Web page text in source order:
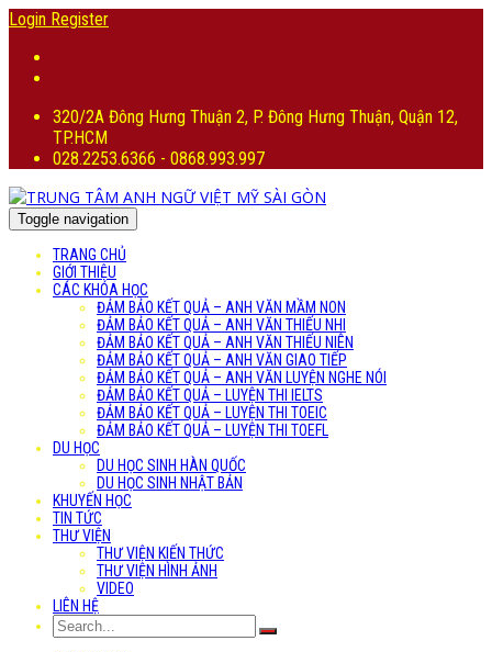
Login Register
320/2A Đông Hưng Thuận 2, P. Đông Hưng Thuận, Quận 12,
TP.HCM
028.2253.6366 - 0868.993.997
Toggle navigation
TRANG CHỦ
GIỚI THIỆU
CÁC KHÓA HỌC
ĐẢM BẢO KẾT QUẢ – ANH VĂN MẦM NON
ĐẢM BẢO KẾT QUẢ – ANH VĂN THIẾU NHI
ĐẢM BẢO KẾT QUẢ – ANH VĂN THIẾU NIÊN
ĐẢM BẢO KẾT QUẢ – ANH VĂN GIAO TIẾP
ĐẢM BẢO KẾT QUẢ – ANH VĂN LUYỆN NGHE NÓI
ĐẢM BẢO KẾT QUẢ – LUYỆN THI IELTS
ĐẢM BẢO KẾT QUẢ – LUYỆN THI TOEIC
ĐẢM BẢO KẾT QUẢ – LUYỆN THI TOEFL
DU HỌC
DU HỌC SINH HÀN QUỐC
DU HỌC SINH NHẬT BẢN
KHUYẾN HỌC
TIN TỨC
THƯ VIỆN
THƯ VIỆN KIẾN THỨC
THƯ VIỆN HÌNH ẢNH
VIDEO
LIÊN HỆ